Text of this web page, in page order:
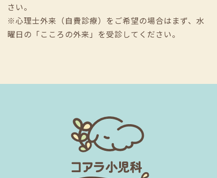
さい。
※心理士外来（自費診療）をご希望の場合はまず、水
曜日の「こころの外来」を受診してください。